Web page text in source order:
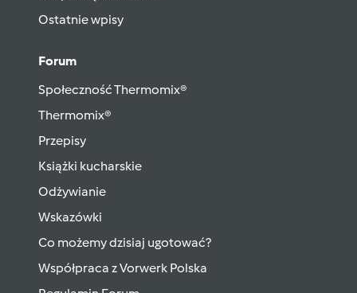
Ostatnie wpisy
Forum
Społeczność Thermomix®
Thermomix®
Przepisy
Książki kucharskie
Odżywianie
Wskazówki
Co możemy dzisiaj ugotować?
Współpraca z Vorwerk Polska